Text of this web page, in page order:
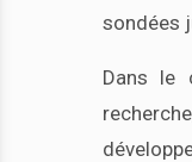
sondées
Dans le